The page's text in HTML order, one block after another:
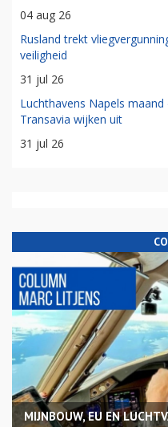
04 aug 26
Rusland trekt
veiligheid
31 jul 26
Luchthavens Napels
Transavia wijken uit
31 jul 26
MIJNBOUW, EU EN